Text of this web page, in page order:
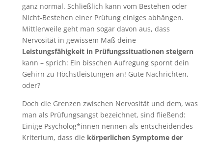
ganz normal. Schließlich kann vom Bestehen oder
Nicht-Bestehen einer Prüfung einiges abhängen.
Mittlerweile geht man sogar davon aus, dass
Nervosität in gewissem Maß deine
Leistungsfähigkeit in Prüfungssituationen steigern
kann – sprich: Ein bisschen Aufregung spornt dein
Gehirn zu Höchstleistungen an! Gute Nachrichten,
oder?
Doch die Grenzen zwischen Nervosität und dem, was
man als Prüfungsangst bezeichnet, sind fließend:
Einige Psycholog*innen nennen als entscheidendes
Kriterium, dass die körperlichen Symptome der